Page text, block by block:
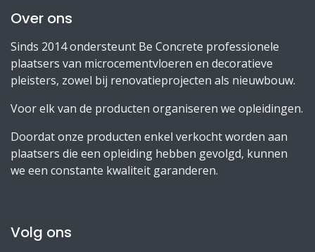
Over ons
Sinds 2014 ondersteunt Be Concrete professionele
plaatsers van microcementvloeren en decoratieve
pleisters, zowel bij renovatieprojecten als nieuwbouw.
Voor elk van de producten organiseren we opleidingen.
Doordat onze producten enkel verkocht worden aan
plaatsers die een opleiding hebben gevolgd, kunnen
we een constante kwaliteit garanderen.
Volg ons